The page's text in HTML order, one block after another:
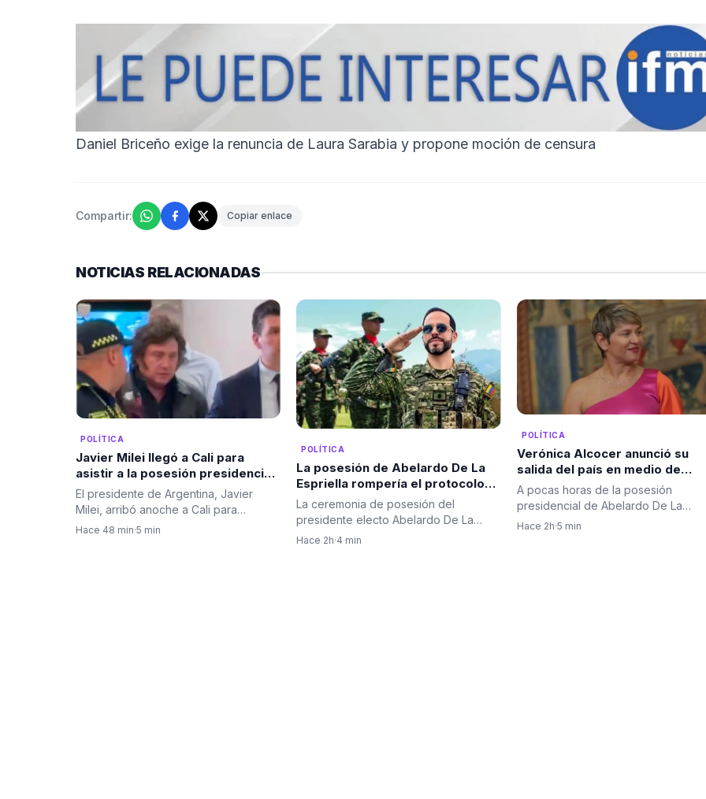
Daniel Briceño exige la renuncia de Laura Sarabia y propone moción de censura
Compartir: Copiar enlace
NOTICIAS RELACIONADAS
POLÍTICA
Javier Milei llegó a Cali para
asistir a la posesión presidencial
de Abelardo De La Espriella
El presidente de Argentina, Javier
Milei, arribó anoche a Cali para
participar en la ceremonia de…
Hace 48 min·5 min
POLÍTICA
La posesión de Abelardo De La
Espriella rompería el protocolo
tradicional. El discurso
presidencial sería ante las
Fuerzas Militares, no ante el
Congreso.
La ceremonia de posesión del
presidente electo Abelardo De La
Espriella estaría marcada por un…
Hace 2h·4 min
POLÍTICA
Verónica Alcocer anunció su
salida del país en medio de
investigaciones preliminares, a
un día del cambio de gobierno.
pregunta es: ¿también se irá
Petro?
A pocas horas de la posesión
presidencial de Abelardo De La
Espriella, la saliente primera dama,…
Hace 2h·5 min